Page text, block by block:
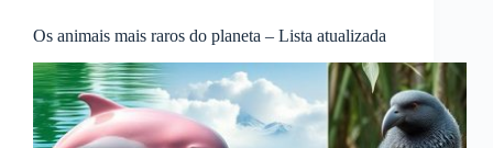
Os animais mais raros do planeta – Lista atualizada